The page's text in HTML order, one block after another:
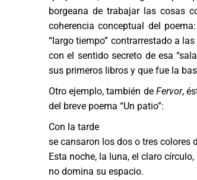
borgeana de trabajar las cosas
coherencia conceptual del
“largo tiempo” contrarrestado a
con el sentido secreto de esa
sus primeros libros y que fue la
Otro ejemplo, también de Fervor,
del breve poema “Un patio”:
Con la tarde
se cansaron los dos o tres colores
Esta noche, la luna, el claro círculo,
no domina su espacio.